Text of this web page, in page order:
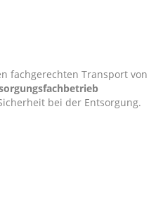
fachgerechten Transport von
bei der Entsorgung.